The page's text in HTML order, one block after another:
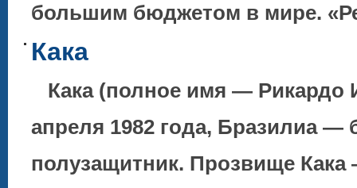
большим бюджетом в мире.
Кака
Кака (полное имя — Рикардо
апреля 1982 года, Бразилиа —
полузащитник. Прозвище